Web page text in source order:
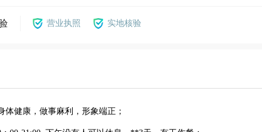
营业执照 实地核验
体健康，做事麻利，形象端正；